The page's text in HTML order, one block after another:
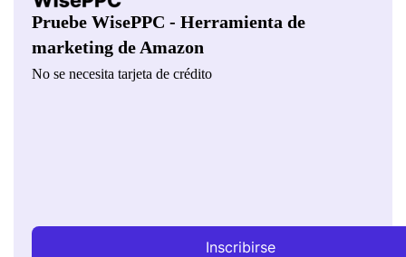
Pruebe WisePPC - Herramienta de
marketing de Amazon
No se necesita tarjeta de crédito
Inscribirse